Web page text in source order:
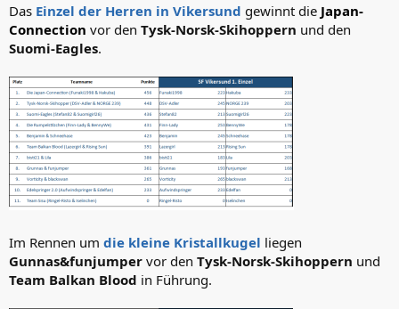
:
Das Einzel der Herren in Vikersund gewinnt die Japan-
Connection vor den Tysk-Norsk-Skihoppern und den
Suomi-Eagles.
Im Rennen um die kleine Kristallkugel liegen
Gunnas&funjumper vor den Tysk-Norsk-Skihoppern und
Team Balkan Blood in Führung.